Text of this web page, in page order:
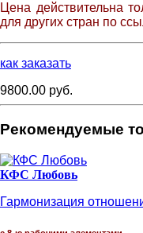
Цена действительна
для других стран по
как заказать
9800.00 руб.
Рекомендуемые
КФС Любовь
Гармонизация